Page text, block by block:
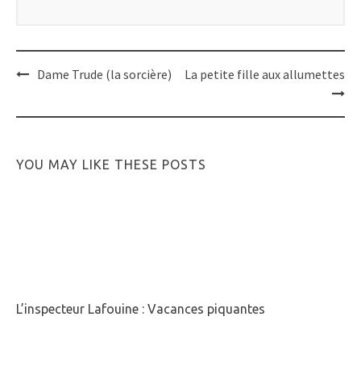
PostDame Trude (la sorcière) La petite fille aux allumettes
YOU MAY LIKE THESE POSTS
L’inspecteur Lafouine : Vacances piquantes